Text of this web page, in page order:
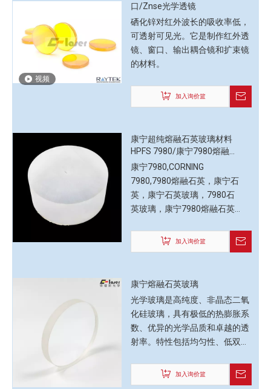
视频
口/Znse光学透镜
硒化锌对红外波长的吸收率低，
可透射可见光。它是制作红外透
镜、窗口、输出耦合镜和扩束镜
的材料。
加入询价篮
康宁超纯熔融石英玻璃材料
HPFS 7980/康宁7980熔融石
英7980 0F级
康宁7980,CORNING
7980,7980熔融石英，康宁石
英，康宁石英玻璃，7980石
英玻璃，康宁7980熔融石英
CORNING 7980熔融石英玻
璃，
加入询价篮
康宁熔融石英玻璃
光学玻璃是高纯度、非晶态二氧
化硅玻璃，具有极低的热膨胀系
数、优异的光学品质和卓越的透
射率。特性包括均匀性、低双折
红外范围内出色的透射率。
康宁 HPFS 熔融石英玻璃以其一
加入询价篮